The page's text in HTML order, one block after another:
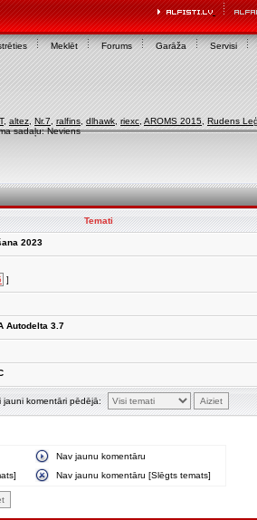
Meklēt Forums Garāža Servisi
, altez Nr.7 ralfins dlhawk riexc AROMS 2015 Rudens
sadaļu: Neviens
Temati
2023
]
Autodelta 3.7
komentāri pēdējā:
Nav jaunu komentāru
Nav jaunu komentāru [Slēgts temats]